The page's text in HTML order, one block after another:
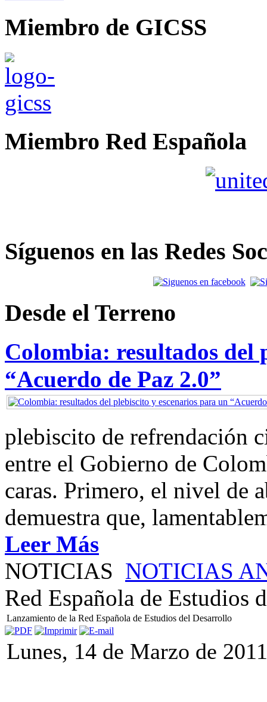
Miembro de GICSS
Miembro Red Española
Síguenos en las Redes
Desde el Terreno
Colombia: resultados del
“Acuerdo de Paz 2.0”
plebiscito de refrendación
entre el Gobierno de
caras. Primero, el nivel de
demuestra que,
Leer Más
NOTICIAS NOTICIAS
Red Española de Estudios
Lanzamiento de la Red Española de Estudios del Desarrollo
Lunes, 14 de Marzo de 2011